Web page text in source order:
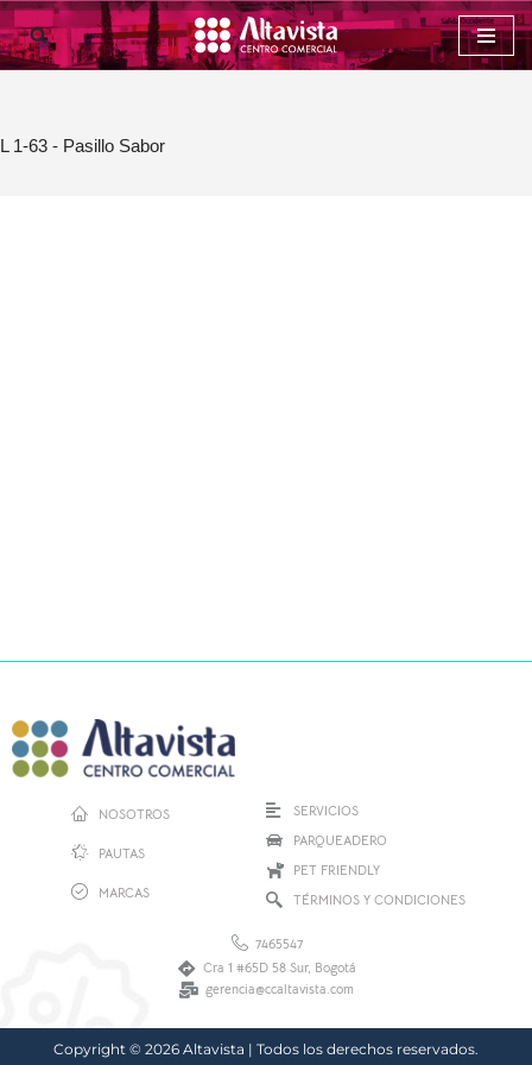
Saltar
L 1-63 - Pasillo Sabor
NOSOTROS
PAUTAS
MARCAS
SERVICIOS
PARQUEADERO
PET FRIENDLY
TÉRMINOS Y CONDICIONES
7465547
Cra 1 #65D 58 Sur, Bogotá
gerencia@ccaltavista.com
Copyright © 2026 Altavista | Todos los derechos reservados.